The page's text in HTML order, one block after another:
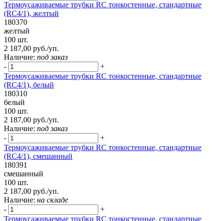
Термоусаживаемые трубки RC тонкостенные, стандартные
(RC4/1), желтый
180370
желтый
100 шт.
2 187,00 руб./уп.
Наличие: под заказ
-
+
Термоусаживаемые трубки RC тонкостенные, стандартные
(RC4/1), белый
180310
белый
100 шт.
2 187,00 руб./уп.
Наличие: под заказ
-
+
Термоусаживаемые трубки RC тонкостенные, стандартные
(RC4/1), смешанный
180391
смешанный
100 шт.
2 187,00 руб./уп.
Наличие: на складе
-
+
Термоусаживаемые трубки RC тонкостенные, стандартные